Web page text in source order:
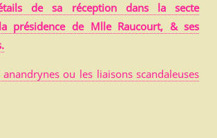
de sa réception dans la secte
présidence de Mlle Raucourt, & ses
anandrynes ou les liaisons scandaleuses